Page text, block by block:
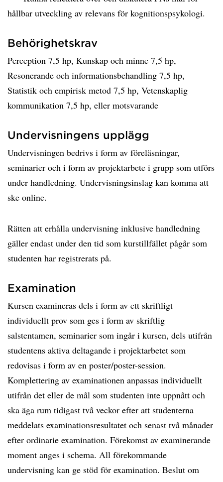
hållbar utveckling av relevans för kognitionspsykologi.
Behörighetskrav
Perception 7,5 hp, Kunskap och minne 7,5 hp,
Resonerande och informationsbehandling 7,5 hp,
Statistik och empirisk metod 7,5 hp, Vetenskaplig
kommunikation 7,5 hp, eller motsvarande
Undervisningens upplägg
Undervisningen bedrivs i form av föreläsningar,
seminarier och i form av projektarbete i grupp som utförs
under handledning. Undervisningsinslag kan komma att
ske online.
Rätten att erhålla undervisning inklusive handledning
gäller endast under den tid som kurstillfället pågår som
studenten har registrerats på.
Examination
Kursen examineras dels i form av ett skriftligt
individuellt prov som ges i form av skriftlig
salstentamen, seminarier som ingår i kursen, dels utifrån
studentens aktiva deltagande i projektarbetet som
redovisas i form av en poster/poster-session.
Komplettering av examinationen anpassas individuellt
utifrån det eller de mål som studenten inte uppnått och
ska äga rum tidigast två veckor efter att studenterna
meddelats examinationsresultatet och senast två månader
efter ordinarie examination. Förekomst av examinerande
moment anges i schema. All förekommande
undervisning kan ge stöd för examination. Beslut om